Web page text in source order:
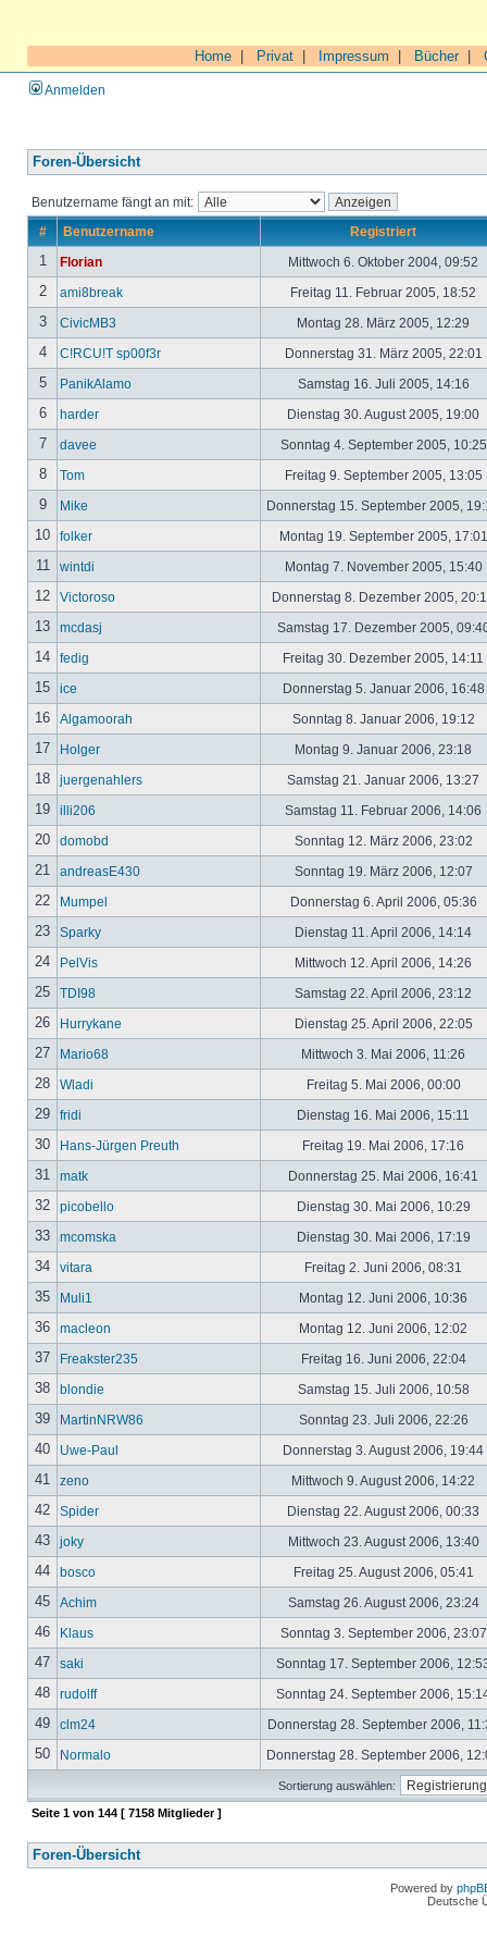
Home Privat Impressum Bücher|
Anmelden
Foren-Übersicht
Benutzername fängt an mit:
# Benutzername Registriert
1 Florian Mittwoch 6. Oktober 2004, 09:52
2 ami8break Freitag 11. Februar 2005, 18:52
3 CivicMB3 Montag 28. März 2005, 12:29
4 C!RCU!T sp00f3r Donnerstag 31. März 2005, 22:01
5 PanikAlamo Samstag 16. Juli 2005, 14:16
6 harder Dienstag 30. August 2005, 19:00
7 davee Sonntag 4. September 2005,
8 Tom Freitag 9. September 2005, 13:05
9 Mike Donnerstag 15. September 2005,
10 folker Montag 19. September 2005,
11 wintdi Montag 7. November 2005, 15:40
12 Victoroso Donnerstag 8. Dezember 2005,
13 mcdasj Samstag 17. Dezember 2005,
14 fedig Freitag 30. Dezember 2005, 14:11
15 ice Donnerstag 5. Januar 2006, 16:48
16 Algamoorah Sonntag 8. Januar 2006, 19:12
17 Holger Montag 9. Januar 2006, 23:18
18 juergenahlers Samstag 21. Januar 2006, 13:27
19 illi206 Samstag 11. Februar 2006, 14:06
20 domobd Sonntag 12. März 2006, 23:02
21 andreasE430 Sonntag 19. März 2006, 12:07
22 Mumpel Donnerstag 6. April 2006, 05:36
23 Sparky Dienstag 11. April 2006, 14:14
24 PelVis Mittwoch 12. April 2006, 14:26
25 TDI98 Samstag 22. April 2006, 23:12
26 Hurrykane Dienstag 25. April 2006, 22:05
27 Mario68 Mittwoch 3. Mai 2006, 11:26
28 Wladi Freitag 5. Mai 2006, 00:00
29 fridi Dienstag 16. Mai 2006, 15:11
30 Hans-Jürgen Preuth Freitag 19. Mai 2006, 17:16
31 matk Donnerstag 25. Mai 2006, 16:41
32 picobello Dienstag 30. Mai 2006, 10:29
33 mcomska Dienstag 30. Mai 2006, 17:19
34 vitara Freitag 2. Juni 2006, 08:31
35 Muli1 Montag 12. Juni 2006, 10:36
36 macleon Montag 12. Juni 2006, 12:02
37 Freakster235 Freitag 16. Juni 2006, 22:04
38 blondie Samstag 15. Juli 2006, 10:58
39 MartinNRW86 Sonntag 23. Juli 2006, 22:26
40 Uwe-Paul Donnerstag 3. August 2006, 19:44
41 zeno Mittwoch 9. August 2006, 14:22
42 Spider Dienstag 22. August 2006, 00:33
43 joky Mittwoch 23. August 2006, 13:40
44 bosco Freitag 25. August 2006, 05:41
45 Achim Samstag 26. August 2006, 23:24
46 Klaus Sonntag 3. September 2006,
47 saki Sonntag 17. September 2006,
48 rudolff Sonntag 24. September 2006,
49 clm24 Donnerstag 28. September 2006,
50 Normalo Donnerstag 28. September 2006,
Sortierung auswählen:
Seite 1 von 144 [ 7158 Mitglieder ]
Foren-Übersicht
Powered by
Deutsche